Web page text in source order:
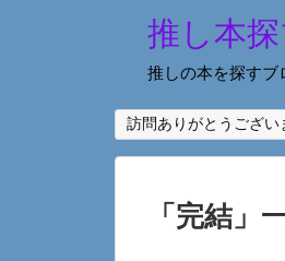
推し本探
推しの本を探すブ
訪問ありがとうござい
「 完結 」